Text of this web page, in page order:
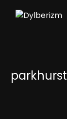
parkhurst